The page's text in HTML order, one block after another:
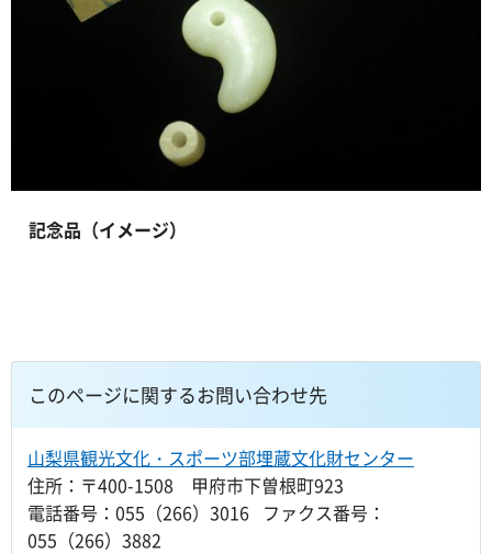
記念品（イメージ）
このページに関するお問い合わせ先
山梨県観光文化・スポーツ部埋蔵文化財センター
住所：〒400-1508 甲府市下曽根町923
電話番号：055（266）3016 ファクス番号：
055（266）3882